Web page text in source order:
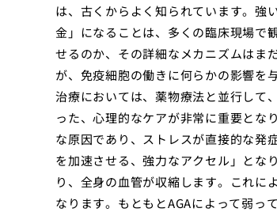
は、古くからよく知られています。強
金」になることは、多くの臨床現場で
せるのか、その詳細なメカニズムはま
が、免疫細胞の働きに何らかの影響を
治療においては、薬物療法と並行して
った、心理的なケアが非常に重要とな
な原因であり、ストレスが直接的な発
を加速させる、強力なアクセル」とな
り、全身の血管が収縮します。これに
なります。もともとAGAによって弱っ